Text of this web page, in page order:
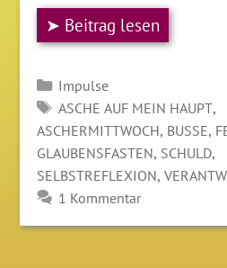
➤ Beitrag lesen
Kategorien
Impulse
SCHLAGWÖRTER
ASCHE AUF MEIN HAUPT,
ASCHERMITTWOCH, BUSSE ,
GLAUBENSFASTEN, SCHULD,
SELBSTREFLEXION,
1 Kommentar